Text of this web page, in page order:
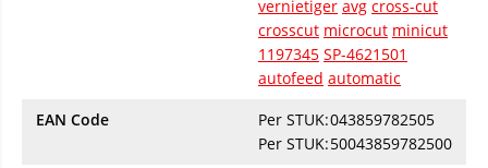
vernietiger avg cross-cut
crosscut microcut minicut
1197345 SP-4621501
autofeed automatic
EAN Code
Per STUK:043859782505
Per STUK:50043859782500